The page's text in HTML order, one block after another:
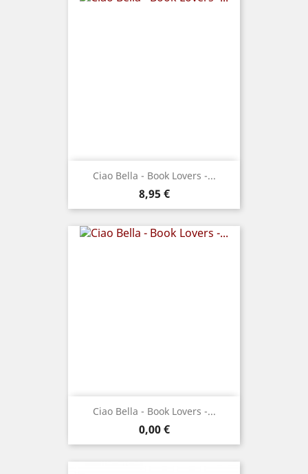
Ciao Bella - Book Lovers -...
Prix
8,95 €
Ciao Bella - Book Lovers -...
Prix
0,00 €